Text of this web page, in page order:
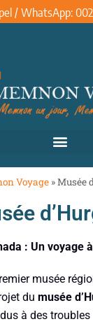
/ WhatsApp:
Voyage »Musée
: Un voyage
musée
du musée
à des